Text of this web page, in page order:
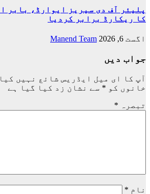
پلیئر آف دی سیریز ایوارڈ، بابر
کا ریکارڈ برابر کردیا
اگست 6, 2026 Manend Team
جواب دیں
آپ کا ای میل ایڈریس شائع نہیں
خانوں کو * سے نشان زد کیا گیا ہے
تبصرہ *
نام *